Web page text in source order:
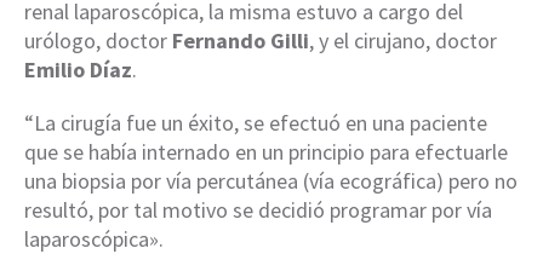
renal laparoscópica, la misma estuvo a cargo del
urólogo, doctor Fernando Gilli, y el cirujano, doctor
Emilio Díaz.
“La cirugía fue un éxito, se efectuó en una paciente
que se había internado en un principio para efectuarle
una biopsia por vía percutánea (vía ecográfica) pero no
resultó, por tal motivo se decidió programar por vía
laparoscópica».